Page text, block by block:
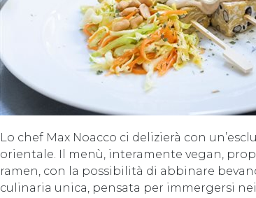
Lo chef Max Noacco ci delizierà con
orientale. Il menù, interamente vegan,
ramen, con la possibilità di abbinare
culinaria unica, pensata per immergersi